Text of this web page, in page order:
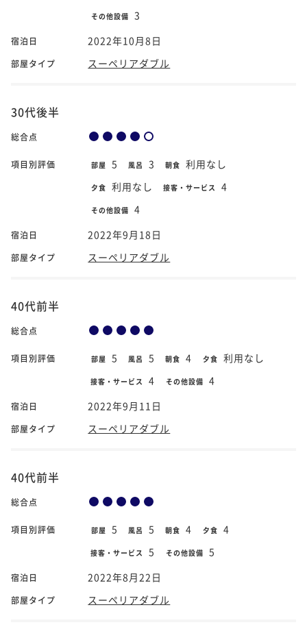
その他設備 3
宿泊日 2022年10月8日
部屋タイプ スーペリアダブル
30代後半
総合点
項目別評価 部屋 5 風呂 3 朝食 利用なし
夕食 利用なし 接客・サービス 4
その他設備 4
宿泊日 2022年9月18日
部屋タイプ スーペリアダブル
40代前半
総合点
項目別評価 部屋 5 風呂 5 朝食 4 夕食 利用なし
接客・サービス 4 その他設備 4
宿泊日 2022年9月11日
部屋タイプ スーペリアダブル
40代前半
総合点
項目別評価 部屋 5 風呂 5 朝食 4 夕食 4
接客・サービス 5 その他設備 5
宿泊日 2022年8月22日
部屋タイプ スーペリアダブル